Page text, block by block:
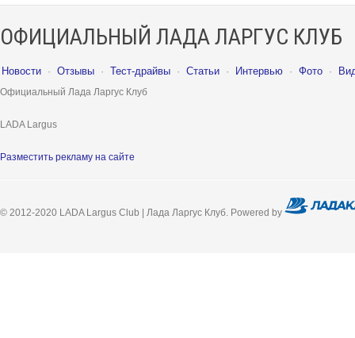
ОФИЦИАЛЬНЫЙ ЛАДА ЛАРГУС КЛУБ
Новости · Отзывы · Тест-драйвы · Статьи · Интервью · Фото ·
Официальный Лада Ларгус Клуб
LADA Largus
Разместить рекламу на сайте
© 2012-2020 LADA Largus Club | Лада Ларгус Клуб. Powered by